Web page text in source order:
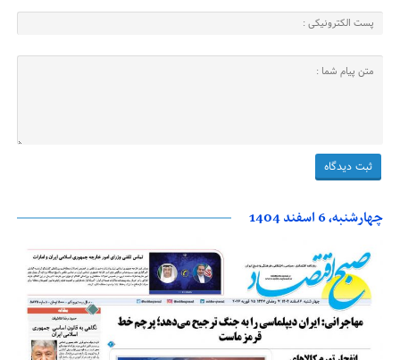
چهارشنبه، 6 اسفند 1404